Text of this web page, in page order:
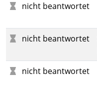
nicht beantwortet
nicht beantwortet
nicht beantwortet